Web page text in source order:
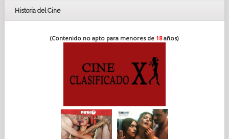
Historia del Cine
(Contenido no apto para menores de 18años)